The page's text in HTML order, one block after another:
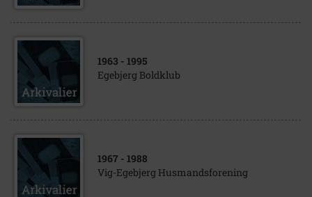
1963 - 1995
Egebjerg Boldklub
1967 - 1988
Vig-Egebjerg Husmandsforening